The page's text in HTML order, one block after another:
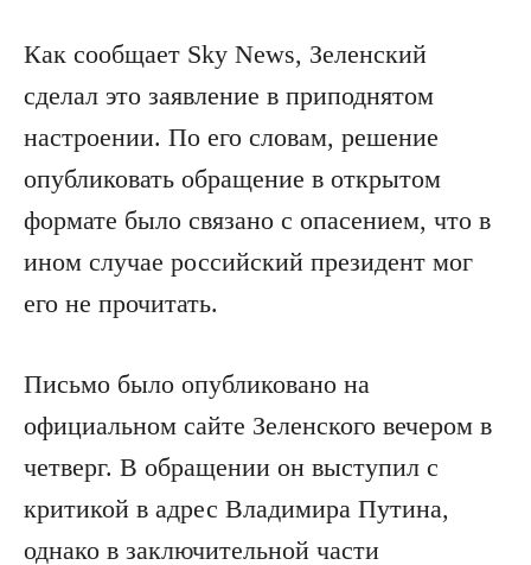
Как сообщает Sky News, Зеленский
сделал это заявление в приподнятом
настроении. По его словам, решение
опубликовать обращение в открытом
формате было связано с опасением, что в
ином случае российский президент мог
его не прочитать.
Письмо было опубликовано на
официальном сайте Зеленского вечером в
четверг. В обращении он выступил с
критикой в адрес Владимира Путина,
однако в заключительной части